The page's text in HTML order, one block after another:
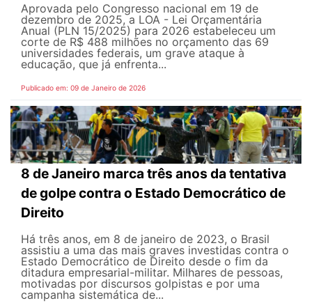
Aprovada pelo Congresso nacional em 19 de
dezembro de 2025, a LOA - Lei Orçamentária
Anual (PLN 15/2025) para 2026 estabeleceu um
corte de R$ 488 milhões no orçamento das 69
universidades federais, um grave ataque à
educação, que já enfrenta...
Publicado em: 09 de Janeiro de 2026
8 de Janeiro marca três anos da tentativa
de golpe contra o Estado Democrático de
Direito
Há três anos, em 8 de janeiro de 2023, o Brasil
assistiu a uma das mais graves investidas contra o
Estado Democrático de Direito desde o fim da
ditadura empresarial-militar. Milhares de pessoas,
motivadas por discursos golpistas e por uma
campanha sistemática de...